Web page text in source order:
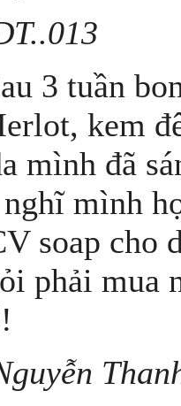
3 tuần
kem
mình đã
mình
soap cho
phải mua